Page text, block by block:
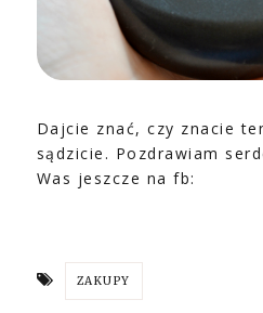
Dajcie znać, czy znacie
sądzicie. Pozdrawiam
Was jeszcze na fb:
ZAKUPY